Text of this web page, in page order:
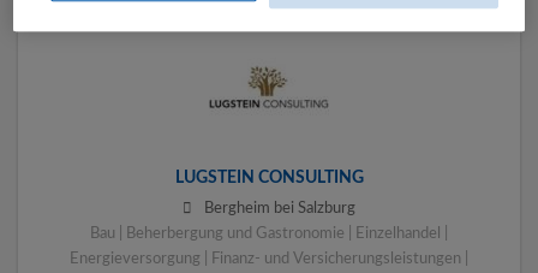
LUGSTEIN CONSULTING
Bergheim bei Salzburg
Bau | Beherbergung und Gastronomie | Einzelhandel |
Energieversorgung | Finanz- und Versicherungsleistungen |